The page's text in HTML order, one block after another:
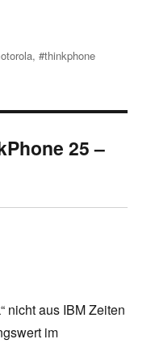
,#thinkphone
25 –
nicht aus IBM Zeiten
im